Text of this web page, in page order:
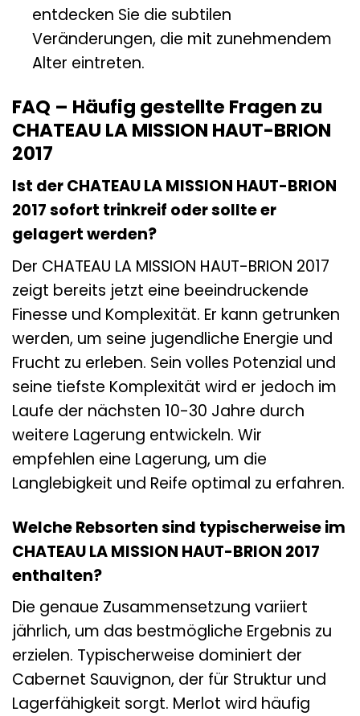
entdecken Sie die subtilen
Veränderungen, die mit zunehmendem
Alter eintreten.
FAQ – Häufig gestellte Fragen zu
CHATEAU LA MISSION HAUT-BRION
2017
Ist der CHATEAU LA MISSION HAUT-BRION
2017 sofort trinkreif oder sollte er
gelagert werden?
Der CHATEAU LA MISSION HAUT-BRION 2017
zeigt bereits jetzt eine beeindruckende
Finesse und Komplexität. Er kann getrunken
werden, um seine jugendliche Energie und
Frucht zu erleben. Sein volles Potenzial und
seine tiefste Komplexität wird er jedoch im
Laufe der nächsten 10-30 Jahre durch
weitere Lagerung entwickeln. Wir
empfehlen eine Lagerung, um die
Langlebigkeit und Reife optimal zu erfahren.
Welche Rebsorten sind typischerweise im
CHATEAU LA MISSION HAUT-BRION 2017
enthalten?
Die genaue Zusammensetzung variiert
jährlich, um das bestmögliche Ergebnis zu
erzielen. Typischerweise dominiert der
Cabernet Sauvignon, der für Struktur und
Lagerfähigkeit sorgt. Merlot wird häufig